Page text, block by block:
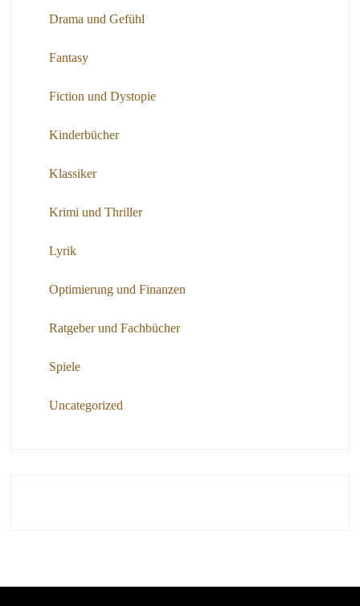
Drama und Gefühl
Fantasy
Fiction und Dystopie
Kinderbücher
Klassiker
Krimi und Thriller
Lyrik
Optimierung und Finanzen
Ratgeber und Fachbücher
Spiele
Uncategorized